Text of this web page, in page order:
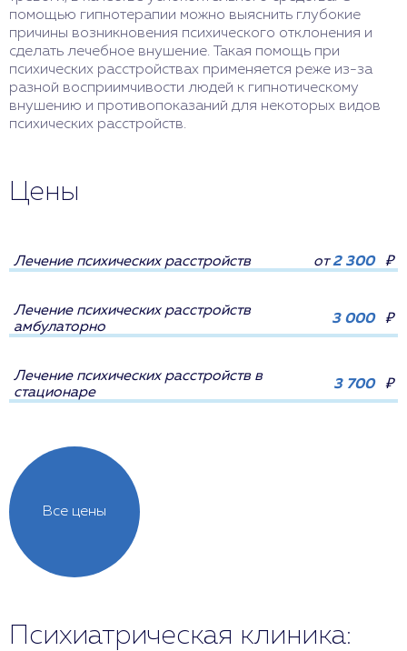
помощью гипнотерапии можно выяснить глубокие
причины возникновения психического отклонения и
сделать лечебное внушение. Такая помощь при
психических расстройствах применяется реже из-за
разной восприимчивости людей к гипнотическому
внушению и противопоказаний для некоторых видов
психических расстройств.
Цены
Все цены
Лечение психических расстройств от2 300 ₽
Лечение психических расстройств
амбулаторно
3 000 ₽
Лечение психических расстройств в
стационаре
3 700 ₽
Психиатрическая клиника: